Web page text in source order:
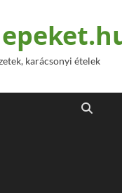
karácsonyi ételek